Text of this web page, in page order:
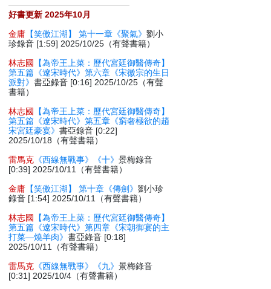
好書更新 2025年10月
金庸 【笑傲江湖】 第十一章《聚氣》劉小
珍錄音 [1:59] 2025/10/25（有聲書籍）
林志國
【為帝王上菜：歷代宮廷御醫傳奇】
第五篇《遼宋時代》第六章《宋徽宗的生日
派對》書亞錄音 [0:16] 2025/10/25（有聲
書籍）
林志國
【為帝王上菜：歷代宮廷御醫傳奇】
第五篇《遼宋時代》第五章《窮奢極欲的趙
宋宮廷豪宴》書亞錄音 [0:22]
2025/10/18（有聲書籍）
雷馬克 《西線無戰事》《十》景梅錄音
[0:39] 2025/10/11（有聲書籍）
金庸 【笑傲江湖】 第十章《傳劍》劉小珍
錄音 [1:54] 2025/10/11（有聲書籍）
林志國
【為帝王上菜：歷代宮廷御醫傳奇】
第五篇《遼宋時代》第四章《宋朝御宴的主
打菜—燒羊肉》書亞錄音 [0:18]
2025/10/11（有聲書籍）
雷馬克 《西線無戰事》《九》景梅錄音
[0:31] 2025/10/4（有聲書籍）